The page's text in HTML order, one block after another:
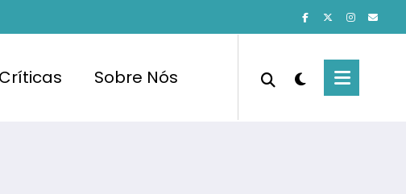
Críticas Sobre Nós